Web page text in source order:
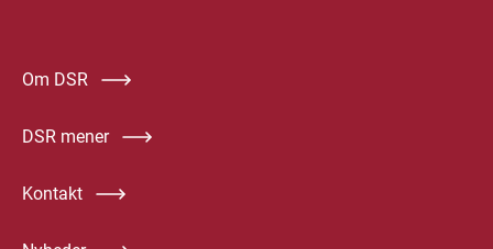
Om DSR
DSR mener
Kontakt